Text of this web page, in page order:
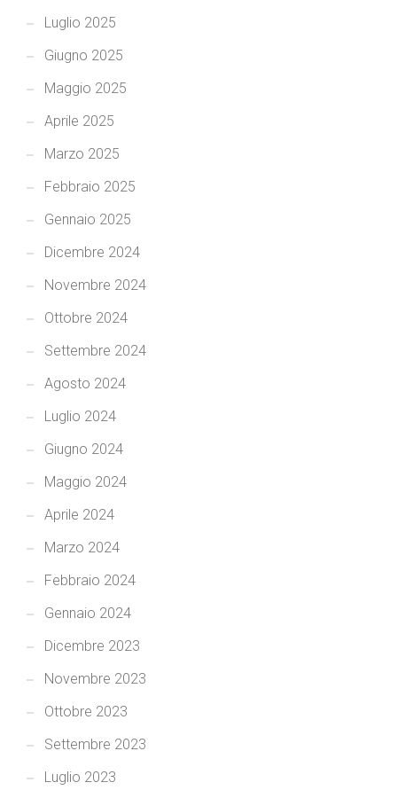
Luglio 2025
Giugno 2025
Maggio 2025
Aprile 2025
Marzo 2025
Febbraio 2025
Gennaio 2025
Dicembre 2024
Novembre 2024
Ottobre 2024
Settembre 2024
Agosto 2024
Luglio 2024
Giugno 2024
Maggio 2024
Aprile 2024
Marzo 2024
Febbraio 2024
Gennaio 2024
Dicembre 2023
Novembre 2023
Ottobre 2023
Settembre 2023
Luglio 2023